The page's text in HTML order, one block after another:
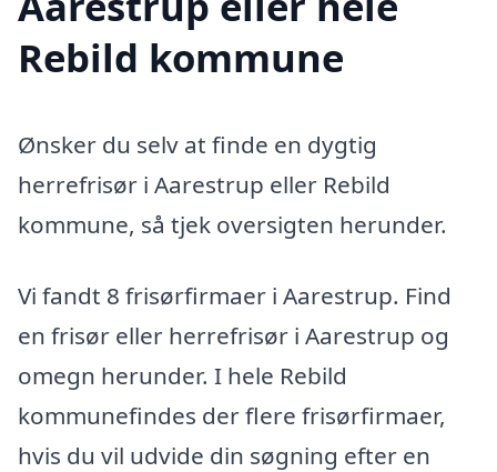
Rebild kommune
Ønsker du selv at finde en dygtig
herrefrisør i Aarestrup eller Rebild
kommune, så tjek oversigten herunder.
Vi fandt 8 frisørfirmaer i Aarestrup. Find
en frisør eller herrefrisør i Aarestrup og
omegn herunder. I hele Rebild
kommunefindes der flere frisørfirmaer,
hvis du vil udvide din søgning efter en